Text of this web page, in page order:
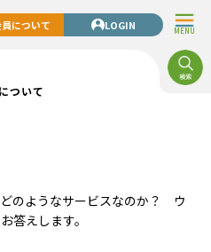
MENU
について LOGIN
ついて
どのようなサービスなのか？ ウ
答えします。